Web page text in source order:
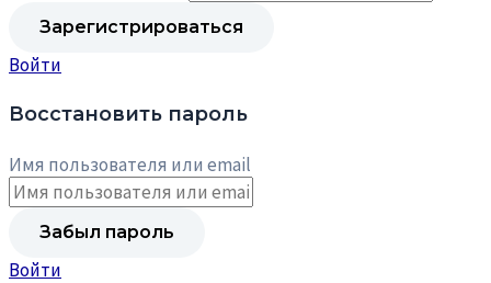
Войти
Восстановить пароль
Имя пользователя или email
Войти